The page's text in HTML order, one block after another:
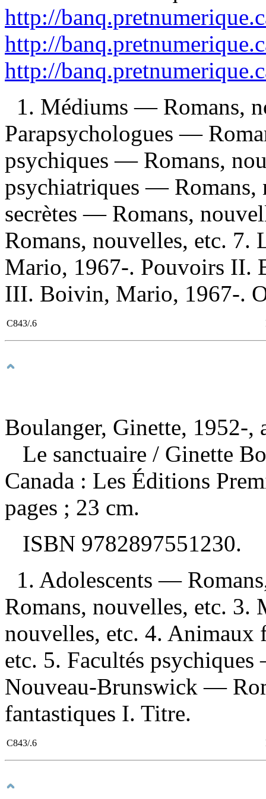
http://
http://
http://
1. Médiums — Romans,
Parapsychologues —
psychiques — Romans,
psychiatriques — Romans,
secrètes — Romans,
Romans, nouvelles, etc.
Mario, 1967-. Pouvoirs II.
III. Boivin, Mario, 1967-.
C843/.6
Boulanger, Ginette, 1952-,
Le sanctuaire / Ginette
Canada : Les Éditions
pages ; 23 cm.
ISBN 9782897551230.
1. Adolescents —
Romans, nouvelles, etc.
nouvelles, etc. 4.
etc. 5. Facultés
Nouveau-Brunswick —
fantastiques I. Titre.
C843/.6